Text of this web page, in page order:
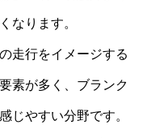
なります。
走行をイメージする
素が多く、ブランク
じやすい分野です。